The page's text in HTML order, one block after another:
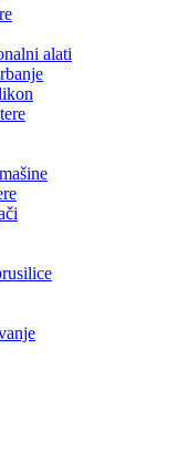
alati